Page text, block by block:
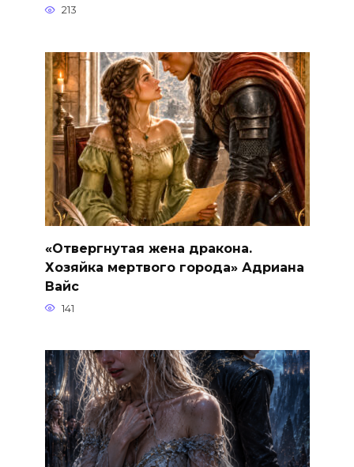
213
«Отвергнутая жена дракона.
Хозяйка мертвого города» Адриана
Вайс
141